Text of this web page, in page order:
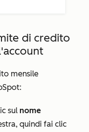
di credito
mensile
sul nome
quindi fai clic